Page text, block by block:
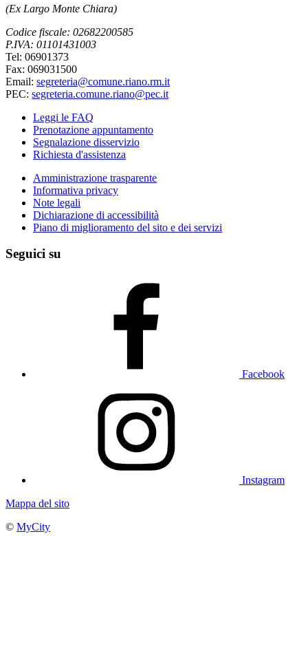
(Ex Largo Monte Chiara)
Codice fiscale: 02682200585
P.IVA: 01101431003
Tel: 06901373
Fax: 069031500
Email: segreteria@comune.riano.rm.it
PEC: segreteria.comune.riano@pec.it
Leggi le FAQ
Prenotazione appuntamento
Segnalazione disservizio
Richiesta d'assistenza
Amministrazione trasparente
Informativa privacy
Note legali
Dichiarazione di accessibilità
Piano di miglioramento del sito e dei servizi
Seguici su
Facebook
Instagram
Mappa del sito
© MyCity